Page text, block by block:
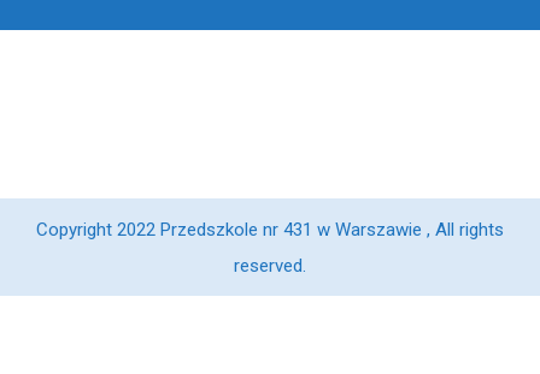
Copyright 2022 Przedszkole nr 431 w Warszawie , All rights
reserved.